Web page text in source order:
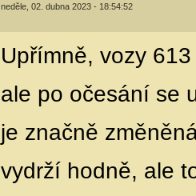
neděle, 02. dubna 2023 - 18:54:52
Upřímně, vozy
ale po očesání se
je značně
vydrží hodně, ale